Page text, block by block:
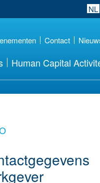
NL
Contact
Human Capital
Meer werkgever